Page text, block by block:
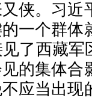
侠。习近
一个群体
了西藏军
的集体合
应当出现